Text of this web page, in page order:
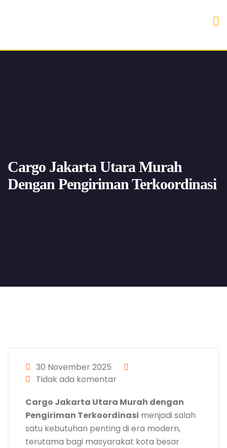
Cargo Jakarta Utara Murah
Dengan Pengiriman Terkoordinasi
30 November 2025
Tidak ada komentar
Cargo Jakarta Utara Murah dengan
Pengiriman Terkoordinasi menjadi salah
satu kebutuhan penting di era modern,
terutama bagi masyarakat kota besar